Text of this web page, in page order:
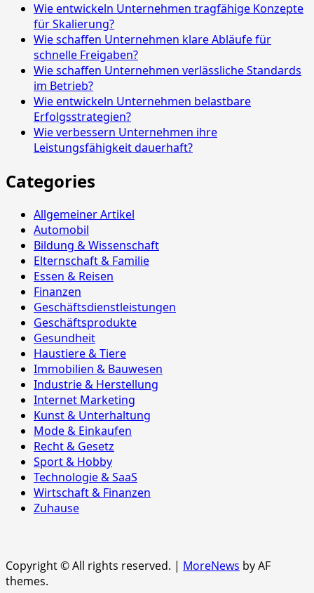
Wie entwickeln Unternehmen tragfähige Konzepte
für Skalierung?
Wie schaffen Unternehmen klare Abläufe für
schnelle Freigaben?
Wie schaffen Unternehmen verlässliche Standards
im Betrieb?
Wie entwickeln Unternehmen belastbare
Erfolgsstrategien?
Wie verbessern Unternehmen ihre
Leistungsfähigkeit dauerhaft?
Categories
Allgemeiner Artikel
Automobil
Bildung & Wissenschaft
Elternschaft & Familie
Essen & Reisen
Finanzen
Geschäftsdienstleistungen
Geschäftsprodukte
Gesundheit
Haustiere & Tiere
Immobilien & Bauwesen
Industrie & Herstellung
Internet Marketing
Kunst & Unterhaltung
Mode & Einkaufen
Recht & Gesetz
Sport & Hobby
Technologie & SaaS
Wirtschaft & Finanzen
Zuhause
Copyright © All rights reserved. | MoreNews by AF
themes.